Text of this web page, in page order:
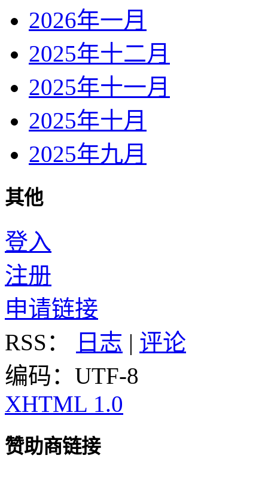
2026年一月
2025年十二月
2025年十一月
2025年十月
2025年九月
其他
登入
注册
申请链接
RSS：
日志 | 评论
编码：UTF-8
XHTML 1.0
赞助商链接